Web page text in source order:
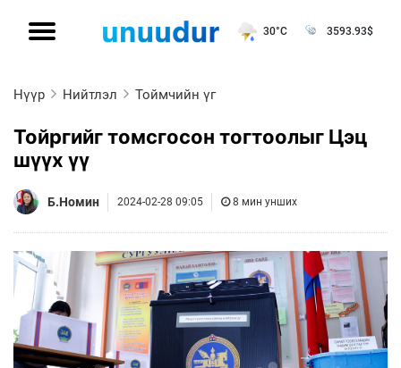
30°C 3593.93$
Нүүр Нийтлэл Тоймчийн үг
Тойргийг томсгосон тогтоолыг Цэц
шүүх үү
Б.Номин 2024-02-28 09:05 8 мин унших